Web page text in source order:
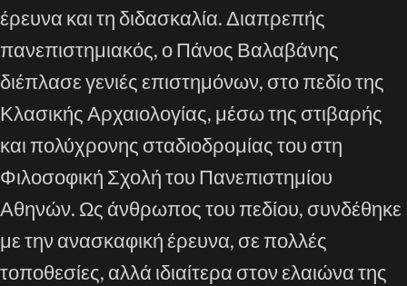
έρευνα και τη διδασκαλία. Διαπρεπής
πανεπιστημιακός, ο Πάνος Βαλαβάνης
διέπλασε γενιές επιστημόνων, στο πεδίο της
Κλασικής Αρχαιολογίας, μέσω της στιβαρής
και πολύχρονης σταδιοδρομίας του στη
Φιλοσοφική Σχολή του Πανεπιστημίου
Αθηνών. Ως άνθρωπος του πεδίου, συνδέθηκε
με την ανασκαφική έρευνα, σε πολλές
τοποθεσίες, αλλά ιδιαίτερα στον ελαιώνα της